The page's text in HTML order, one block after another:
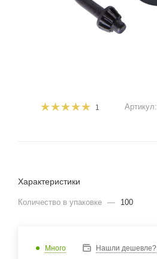
1 Артикул:
Характеристики
Количество в упаковке — 100
Много Нашли дешевле?